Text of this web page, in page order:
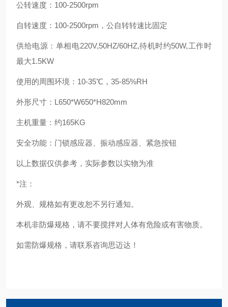
公转速度：100-2500rpm
自转速度：100-2500rpm，公自转转速比固定
供给电源：单相电220V,50HZ/60HZ,待机时约50W,工作时
最大1.5KW
使用的周围环境：10-35℃，35-85%RH
外形尺寸：L650*W650*H820mm
主机重量：约165KG
安全功能：门锁感应器、振动感应器、紧急按钮
以上数据仅供参考，实际参数以实物为准
*注：
外观、规格如有更改恕不另行通知。
本机非防爆规格，请不要搅拌对人体有危险或有害物质。
如需防爆规格，请联系咨询思迈达！